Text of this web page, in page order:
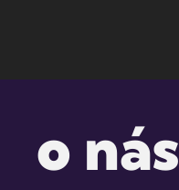
o nás